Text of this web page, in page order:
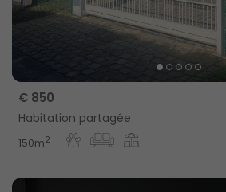
€ 850
Habitation partagée
150m2